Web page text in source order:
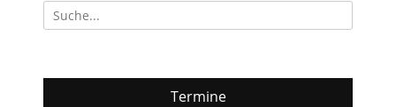
Suchen
nach:
Termine